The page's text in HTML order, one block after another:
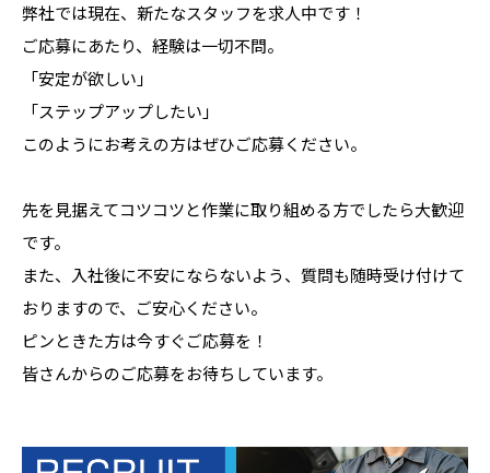
弊社では現在、新たなスタッフを求人中です！
ご応募にあたり、経験は一切不問。
「安定が欲しい」
「ステップアップしたい」
このようにお考えの方はぜひご応募ください。
先を見据えてコツコツと作業に取り組める方でしたら大歓迎
です。
また、入社後に不安にならないよう、質問も随時受け付けて
おりますので、ご安心ください。
ピンときた方は今すぐご応募を！
皆さんからのご応募をお待ちしています。